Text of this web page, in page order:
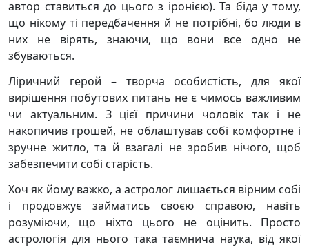
автор ставиться до цього з іронією). Та біда у тому,
що нікому ті передбачення й не потрібні, бо люди в
них не вірять, знаючи, що вони все одно не
збуваються.
Ліричний герой – творча особистість, для якої
вирішення побутових питань не є чимось важливим
чи актуальним. З цієї причини чоловік так і не
накопичив грошей, не облаштував собі комфортне і
зручне житло, та й взагалі не зробив нічого, щоб
забезпечити собі старість.
Хоч як йому важко, а астролог лишається вірним собі
і продовжує займатись своєю справою, навіть
розуміючи, що ніхто цього не оцінить. Просто
астрологія для нього така таємнича наука, від якої